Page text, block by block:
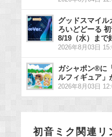
グッドスマイル
ろいどどーる
8/19（水）まで
2026年8月03日
ガシャポン®に
ルフィギュア」
2026年8月03日
初音ミク関連リ